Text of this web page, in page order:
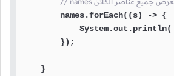
        names.forEach((s) -> {
System.out.println(
        });
    }